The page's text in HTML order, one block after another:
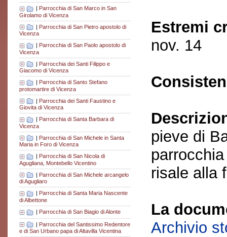
| Parrocchia di San Marco in San
Girolamo di Vicenza
| Parrocchia di San Pietro apostolo di
Vicenza
| Parrocchia di San Paolo apostolo di
Vicenza
| Parrocchia dei Santi Filippo e
Giacomo di Vicenza
| Parrocchia di Santo Stefano
protomartire di Vicenza
| Parrocchia dei Santi Faustino e
Giovita di Vicenza
Parrocchia di Santa Barbara di
Vicenza
| Parrocchia di San Michele in Santa
Maria in Foro di Vicenza
Parrocchia di San Nicola di
Agugliana, Montebello Vicentino
| Parrocchia di San Michele arcangelo
di Agugliaro
Parrocchia di Santa Maria Nascente
di Albettone
| Parrocchia di San Biagio di Alonte
| Parrocchia del Santissimo Redentore
e di San Urbano papa di Altavilla Vicentina
Estremi
nov. 14
pieve di
risale alla
La
Archivio